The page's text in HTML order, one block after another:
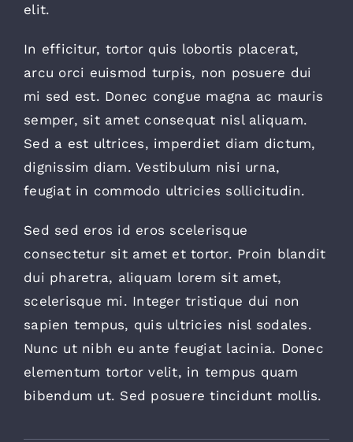
elit.
In efficitur, tortor quis lobortis placerat,
arcu orci euismod turpis, non posuere dui
mi sed est. Donec congue magna ac mauris
semper, sit amet consequat nisl aliquam.
Sed a est ultrices, imperdiet diam dictum,
dignissim diam. Vestibulum nisi urna,
feugiat in commodo ultricies sollicitudin.
Sed sed eros id eros scelerisque
consectetur sit amet et tortor. Proin blandit
dui pharetra, aliquam lorem sit amet,
scelerisque mi. Integer tristique dui non
sapien tempus, quis ultricies nisl sodales.
Nunc ut nibh eu ante feugiat lacinia. Donec
elementum tortor velit, in tempus quam
bibendum ut. Sed posuere tincidunt mollis.